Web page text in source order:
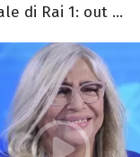
di Rai 1: out ...